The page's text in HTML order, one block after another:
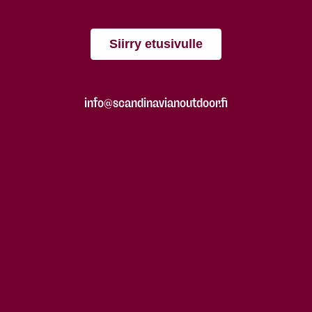
Siirry etusivulle
info@scandinavianoutdoor.fi